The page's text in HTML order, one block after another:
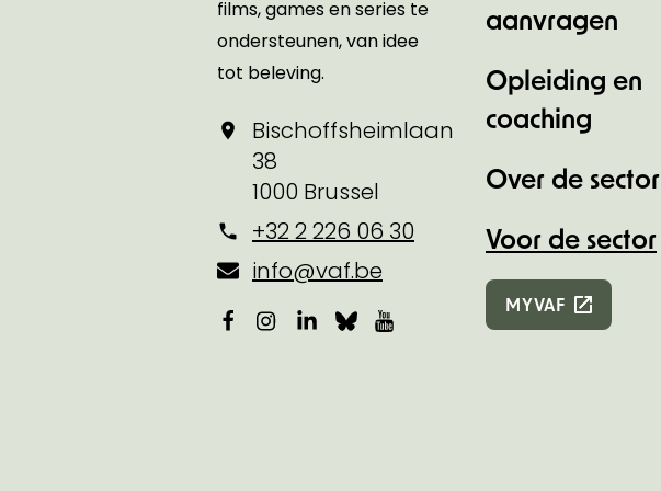
films, games en series te
ondersteunen, van idee
tot beleving.
Bischoffsheimlaan
38
1000 Brussel
+32 2 226 06 30
info@vaf.be
Facebook
Instagram
LinkedIn
BlueskyYouTube
aanvragen
Opleiding en
coaching
Over de sector
Voor de sector
MYVAF